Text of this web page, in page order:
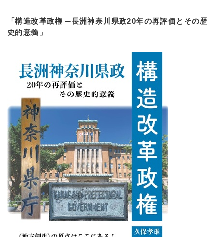
「構造改革政権 ─長洲神奈川県政20年の再評価とその歴
史的意義」